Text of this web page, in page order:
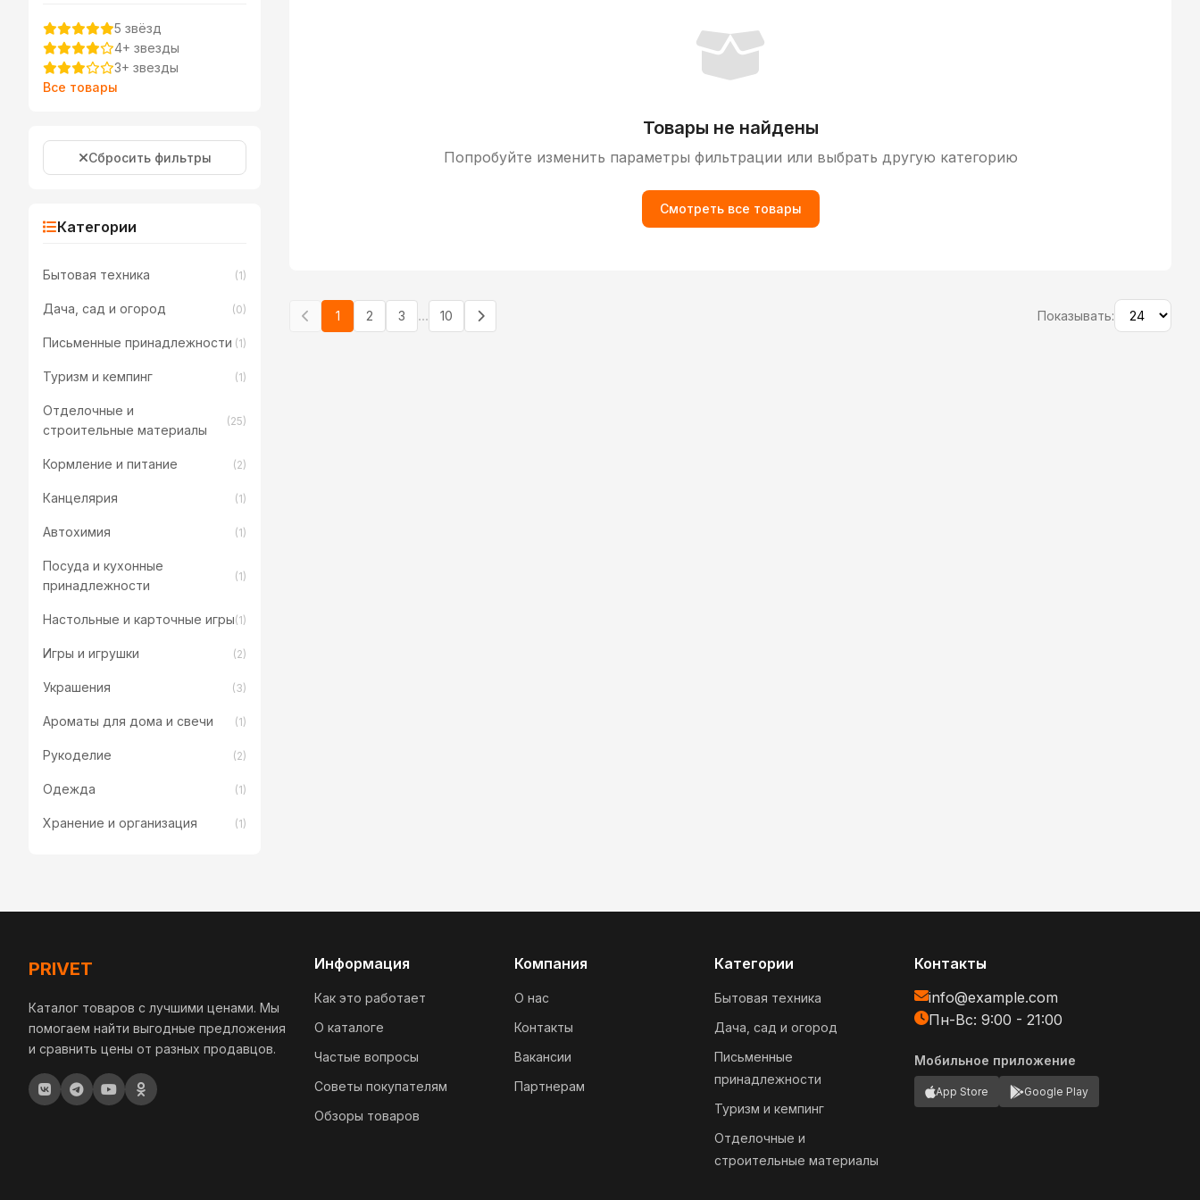
5 звёзд
4+ звезды
3+ звезды
Все товары
Сбросить фильтры
Категории
Бытовая техника (1)
Дача, сад и огород (0)
Письменные принадлежности (1)
Туризм и кемпинг (1)
Отделочные и
строительные материалы
(25)
Кормление и питание (2)
Канцелярия (1)
Автохимия (1)
Посуда и кухонные
принадлежности
(1)
Настольные и карточные игры(1)
Игры и игрушки (2)
Украшения (3)
Ароматы для дома и свечи (1)
Рукоделие (2)
Одежда (1)
Хранение и организация (1)
Товары не найдены
Попробуйте изменить параметры фильтрации или выбрать другую категорию
Смотреть все товары
1 2 3 ... 10 Показывать:
PRIVET
Каталог товаров с лучшими ценами. Мы
помогаем найти выгодные предложения
и сравнить цены от разных продавцов.
Информация
Как это работает
О каталоге
Частые вопросы
Советы покупателям
Обзоры товаров
Компания
О нас
Контакты
Вакансии
Партнерам
Категории
Бытовая техника
Дача, сад и огород
Письменные
принадлежности
Туризм и кемпинг
Отделочные и
строительные материалы
Контакты
info@example.com
Пн-Вс: 9:00 - 21:00
Мобильное приложение
App Store Google Play